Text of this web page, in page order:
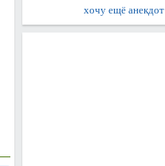
хочу ещё анекдот